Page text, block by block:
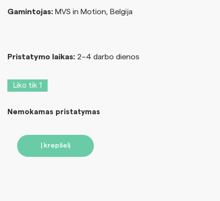
Gamintojas: MVS in Motion, Belgija
Pristatymo laikas: 2–4 darbo dienos
Liko tik 1
Nemokamas pristatymas
Į krepšelį